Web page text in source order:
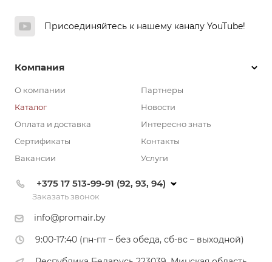
Присоединяйтесь к нашему каналу YouTube!
Компания
О компании
Каталог
Оплата и доставка
Сертификаты
Вакансии
Партнеры
Новости
Интересно знать
Контакты
Услуги
+375 17 513-99-91 (92, 93, 94)
Заказать звонок
info@promair.by
9:00-17:40 (пн-пт – без обеда, сб-вс – выходной)